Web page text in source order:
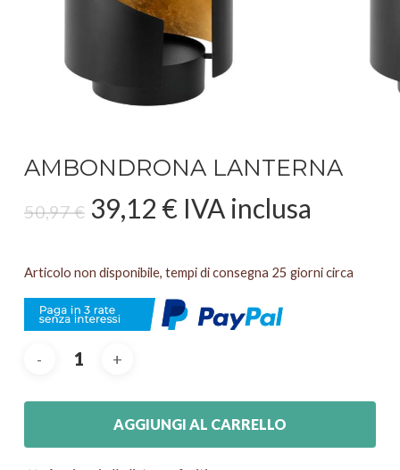
AMBONDRONA LANTERNA
50,97€ Il
originale
era:
50,97 €.
39,12 €Il
attuale
è:
39,12 €.
IVA inclusa
Articolo non disponibile, tempi di consegna 25 giorni circa
AGGIUNGI AL CARRELLO